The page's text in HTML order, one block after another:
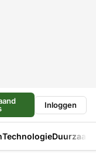
Inloggen
Technologie